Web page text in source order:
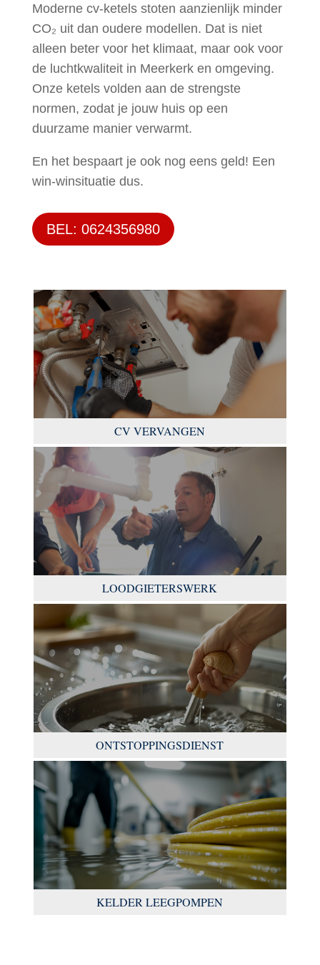
Moderne cv-ketels stoten aanzienlijk minder
CO₂ uit dan oudere modellen. Dat is niet
alleen beter voor het klimaat, maar ook voor
de luchtkwaliteit in Meerkerk en omgeving.
Onze ketels volden aan de strengste
normen, zodat je jouw huis op een
duurzame manier verwarmt.
En het bespaart je ook nog eens geld! Een
win-winsituatie dus.
BEL: 0624356980
CV VERVANGEN
LOODGIETERSWERK
ONTSTOPPINGSDIENST
KELDER LEEGPOMPEN